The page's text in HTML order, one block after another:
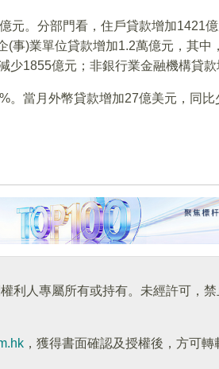
元。分部門看，住戶貸款增加1421
事)業單位貸款增加1.2萬億元，其中
1855億元；非銀行業金融機構貸款
當月外幣貸款增加27億美元，同比
利人專屬所有或持有。未經許可，禁
，獲得書面確認及授權後，方可轉